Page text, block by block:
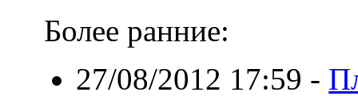
Более ранние:
27/08/2012 17:59 -